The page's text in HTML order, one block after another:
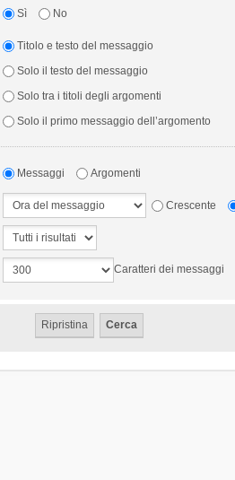
Sì No
Titolo e testo del messaggio
Solo il testo del messaggio
Solo tra i titoli degli argomenti
Solo il primo messaggio dell’argomento
Messaggi Argomenti
Crescente
Caratteri dei messaggi